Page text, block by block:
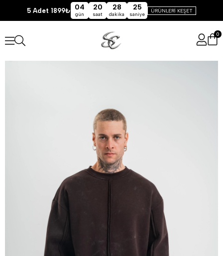
5 Adet 1899₺ 04
gün
20
saat
28
dakika
24
saniye
ÜRÜNLERİ KEŞET
0